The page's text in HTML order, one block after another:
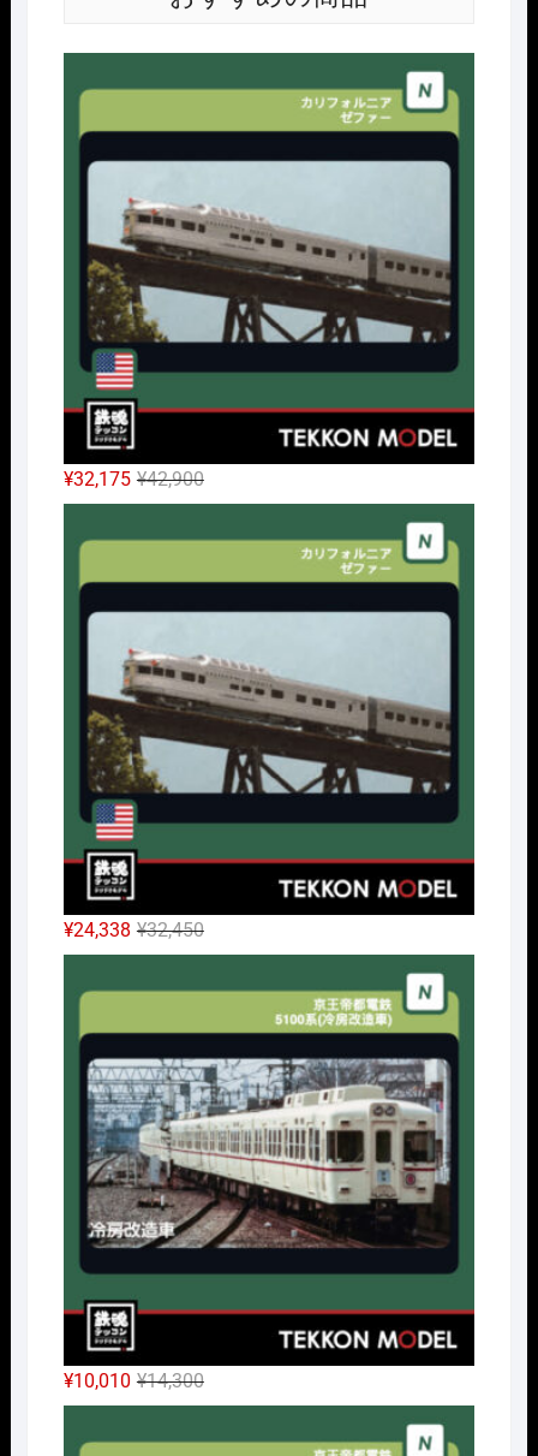
¥42,900元
の
価
で
し
た。
¥32,175
現
在
の
¥32,175
で
す。
¥32,450元
の
価
¥32,450
で
し
た。
¥24,338
現
在
の
は
¥24,338
で
す。
¥14,300元
の
価
¥10,010
現
在
の